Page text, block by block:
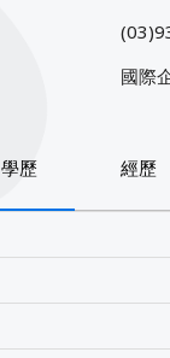
國際
學歷 經歷